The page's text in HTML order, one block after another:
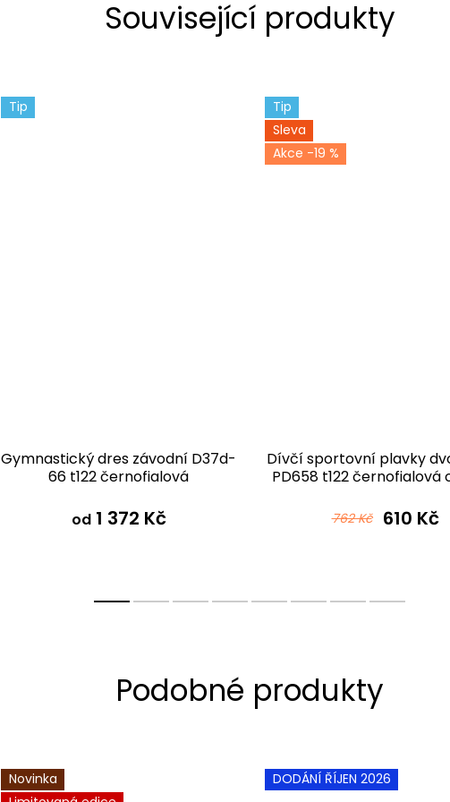
Související produkty
Tip
Gymnastický dres závodní D37d-
66 t122 černofialová
od1 372 Kč
Tip
Sleva
-19 %
Dívčí sportovní plavky
PD658 t122 černofialová
762 Kč 610 Kč
Novinka
DODÁNÍ ŘÍJEN 2026